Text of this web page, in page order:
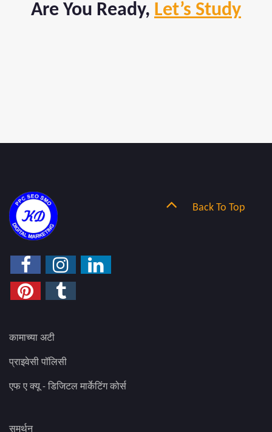
Are You Ready, Let’s Study
कामाच्या अटी
प्राइवेसी पॉलिसी
एफ ए क्यू - डिजिटल मार्केटिंग कोर्स
समर्थन
Back To Top